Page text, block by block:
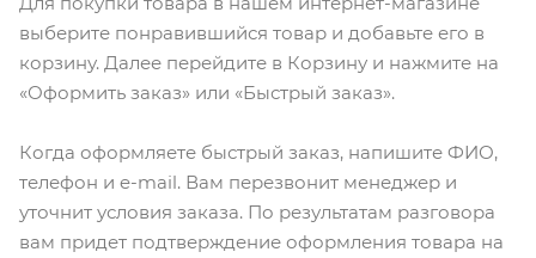
выберите понравившийся товар и добавьте его в
корзину. Далее перейдите в Корзину и нажмите на
«Оформить заказ» или «Быстрый заказ».
Когда оформляете быстрый заказ, напишите ФИО,
телефон и e-mail. Вам перезвонит менеджер и
уточнит условия заказа. По результатам разговора
вам придет подтверждение оформления товара на